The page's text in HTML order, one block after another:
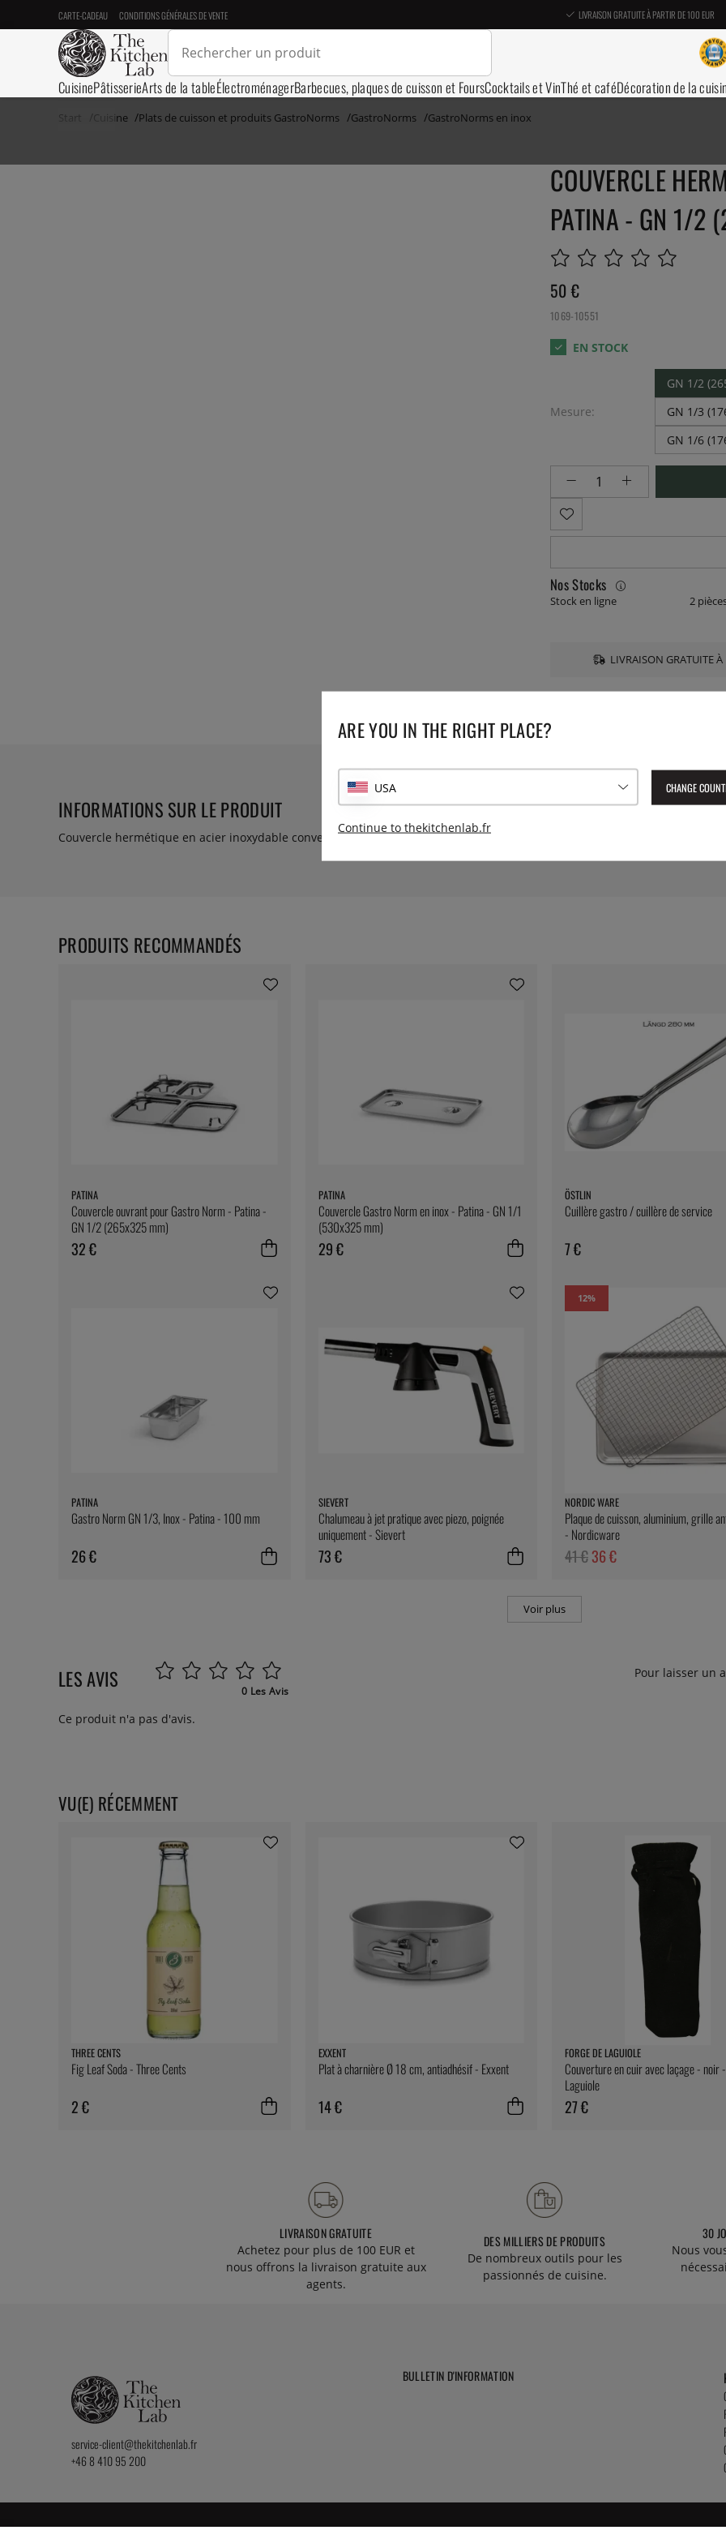
CARTE-CADEAU CONDITIONS GÉNÉRALES DE VENTE LIVRAISON GRATUITE À PARTIR DE 100 EUR
CuisinePâtisserieArts de la tableÉlectroménagerBarbecues, plaques de cuisson et FoursCocktails et VinThé et caféDécoration de la
Start Cuisine Plats de cuisson et produits GastroNorms GastroNorms GastroNorms en inox
COUVERCLE
PATINA - GN 1/2
50 €
1069-10551
Mesure:
GN 1/2
GN 1/3
GN 1/6
Nos Stocks
Stock en ligne 2
LIVRAISON GRATUITE
INFORMATIONS SUR LE PRODUIT
Couvercle hermétique en acier inoxydable convenant aux cantines de toutes tailles. Fermeture hermétique.
PATINA
Couvercle ouvrant pour Gastro Norm - Patina -
GN 1/2 (265x325 mm)
32 €
PATINA
Couvercle Gastro Norm en inox - Patina - GN 1/1
(530x325 mm)
29 €
ÖSTLIN
Cuillère gastro / cuillère de service
7 €
PATINA
Gastro Norm GN 1/3, Inox - Patina - 100 mm
26 €
SIEVERT
Chalumeau à jet pratique avec piezo, poignée
uniquement - Sievert
73 €
12%
NORDIC WARE
Plaque de cuisson, aluminium, grille
- Nordicware
41 €36 €
Voir plus
PRODUITS RECOMMANDÉS
LES AVIS 0 Les Avis
Pour laisser un
Ce produit n'a pas d'avis.
VU(E) RÉCEMMENT
THREE CENTS
Fig Leaf Soda - Three Cents
2 €
EXXENT
Plat à charnière Ø 18 cm, antiadhésif - Exxent
14 €
FORGE DE LAGUIOLE
Couverture en cuir avec laçage - noir
Laguiole
27 €
LIVRAISON GRATUITE
Achetez pour plus de 100 EUR et
nous offrons la livraison gratuite aux
agents.
DES MILLIERS DE PRODUITS
De nombreux outils pour les
passionnés de cuisine.
30
Nous
service-client@thekitchenlab.fr
+46 8 410 95 200
BULLETIN D'INFORMATION
ARE YOU IN THE RIGHT PLACE?
USA CHANGE
Continue to thekitchenlab.fr